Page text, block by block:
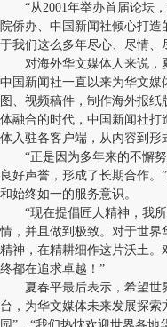
“从2001年举办首届论坛，
院侨办、中国新闻社倾心打
于我们这么多年尽心、尽情、
对海外华文媒体人来说，夏
中国新闻社一直以来为华文媒
图、视频稿件，制作海外报
体融合的时代，中国新闻社
体入驻各客户端，从内容到形
“正是因为多年来的不懈努
良好声誉，形成了长期合作
和始终如一的服务意识。
“现在提倡匠人精神，我所
情，并且做到极致。对于世
精神，在精耕细作这片沃土
终都在追求卓越！”
夏春平最后表示，希望世
台，为华文媒体未来发展探索